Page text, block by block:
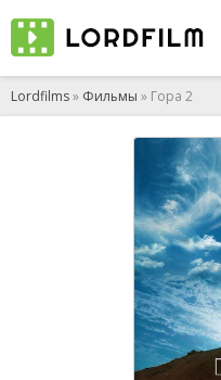
Lordfilms» Фильмы » Гора 2